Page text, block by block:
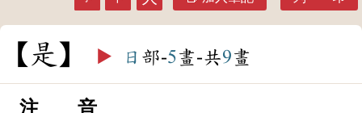
是 ▶️ 日 部-5畫-共9畫
注 音